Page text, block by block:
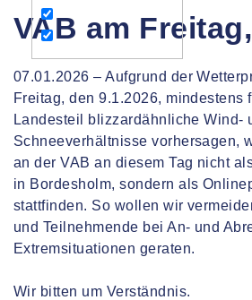
VAB am
07.01.2026 – Aufgrund der
Freitag, den 9.1.2026, mindestens
Landesteil blizzardähnliche Wind-
Schneeverhältnisse vorhersagen,
an der VAB an diesem Tag nicht
in Bordesholm, sondern als
stattfinden. So wollen wir
und Teilnehmende bei An- und
Extremsituationen geraten.
Wir bitten um Verständnis.